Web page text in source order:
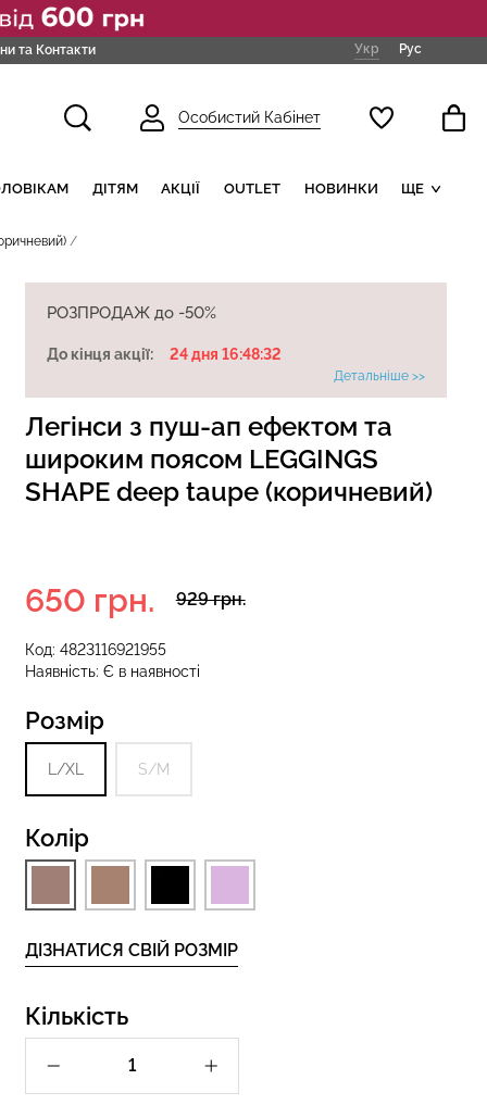
та Контакти Укр Рус
Особистий Кабінет
ДІТЯМ АКЦІЇ OUTLET НОВИНКИ ЩЕ
РОЗПРОДАЖ до -50%
До кінця акції: 24 дня 16:48:30
Детальніше >>
Легінси з пуш-ап ефектом та
широким поясом LEGGINGS
SHAPE deep taupe (коричневий)
Код: 4823116921955
Наявність: Є в наявності
929 грн.
650 грн.
Розмір
L/XL S/M
Колір
ДІЗНАТИСЯ СВІЙ РОЗМІР
Кількість
з
BRASILIAN
black (чорний)
BRIEFS (чорний) Giulia
179 грн.
пуш-ап
TRACKS
Топ на бретелях в рубчик
CAMI TOP RIB black (чорний)